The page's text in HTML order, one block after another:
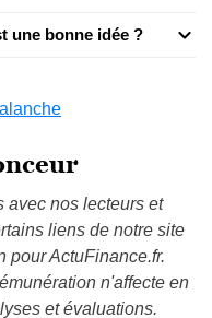
une bonne idée ?
avec nos lecteurs et
liens de notre site
pour ActuFinance.fr.
n'affecte en
et évaluations.